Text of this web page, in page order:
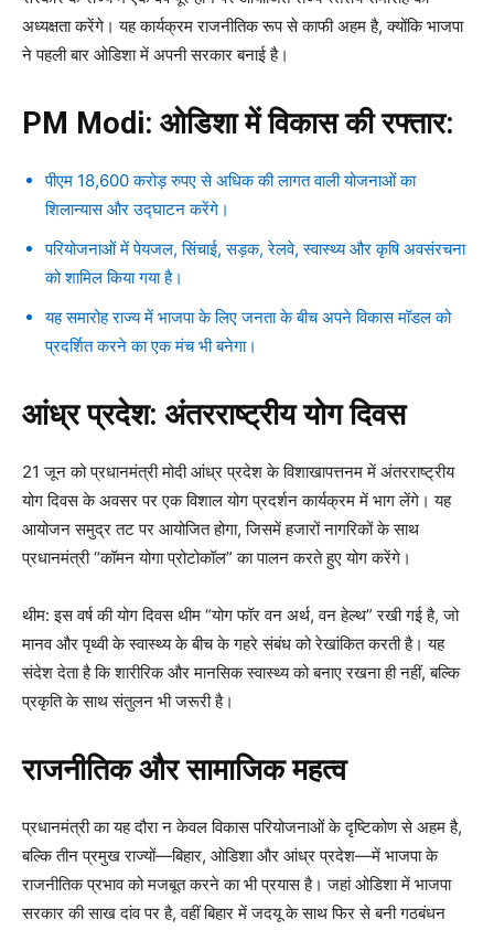
अध्यक्षता करेंगे। यह कार्यक्रम राजनीतिक रूप से काफी अहम है, क्योंकि भाजपा
ने पहली बार ओडिशा में अपनी सरकार बनाई है।
PM Modi: ओडिशा में विकास की रफ्तार:
पीएम 18,600 करोड़ रुपए से अधिक की लागत वाली योजनाओं का
शिलान्यास और उद्घाटन करेंगे।
परियोजनाओं में पेयजल, सिंचाई, सड़क, रेलवे, स्वास्थ्य और कृषि अवसंरचना
को शामिल किया गया है।
यह समारोह राज्य में भाजपा के लिए जनता के बीच अपने विकास मॉडल को
प्रदर्शित करने का एक मंच भी बनेगा।
आंध्र प्रदेश: अंतरराष्ट्रीय योग दिवस
21 जून को प्रधानमंत्री मोदी आंध्र प्रदेश के विशाखापत्तनम में अंतरराष्ट्रीय
योग दिवस के अवसर पर एक विशाल योग प्रदर्शन कार्यक्रम में भाग लेंगे। यह
आयोजन समुद्र तट पर आयोजित होगा, जिसमें हजारों नागरिकों के साथ
प्रधानमंत्री “कॉमन योगा प्रोटोकॉल” का पालन करते हुए योग करेंगे।
थीम: इस वर्ष की योग दिवस थीम “योग फॉर वन अर्थ, वन हेल्थ” रखी गई है, जो
मानव और पृथ्वी के स्वास्थ्य के बीच के गहरे संबंध को रेखांकित करती है। यह
संदेश देता है कि शारीरिक और मानसिक स्वास्थ्य को बनाए रखना ही नहीं, बल्कि
प्रकृति के साथ संतुलन भी जरूरी है।
राजनीतिक और सामाजिक महत्व
प्रधानमंत्री का यह दौरा न केवल विकास परियोजनाओं के दृष्टिकोण से अहम है,
बल्कि तीन प्रमुख राज्यों—बिहार, ओडिशा और आंध्र प्रदेश—में भाजपा के
राजनीतिक प्रभाव को मजबूत करने का भी प्रयास है। जहां ओडिशा में भाजपा
सरकार की साख दांव पर है, वहीं बिहार में जदयू के साथ फिर से बनी गठबंधन